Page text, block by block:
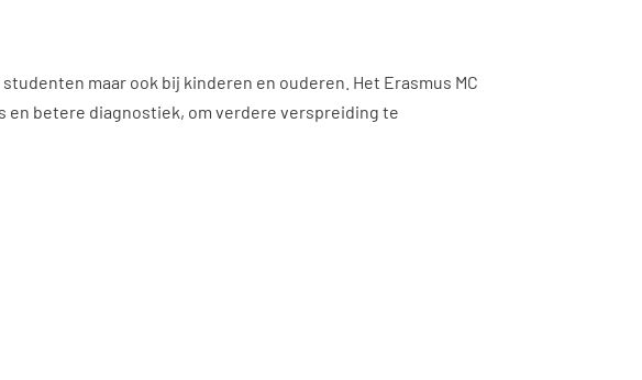
maar ook bij kinderen en ouderen. Het Erasmus MC
en betere diagnostiek, om verdere verspreiding te